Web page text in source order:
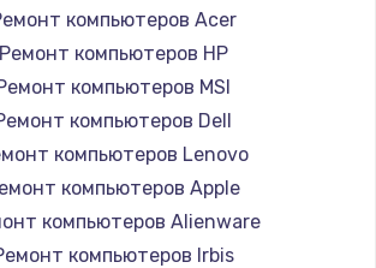
1260 руб.
Заказать
петель крышки
990 руб.
Заказать
Настройка Wi-Fi
компьютеров Acer
Ремонт компьютеров HP
компьютеров MSI
компьютеров Dell
компьютеров Lenovo
компьютеров Apple
компьютеров Alienware
компьютеров Irbis